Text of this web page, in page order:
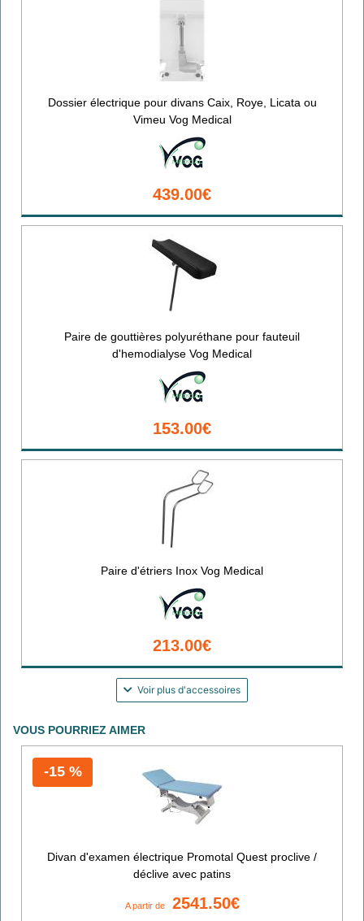
Dossier électrique pour divans Caix, Roye, Licata ou
Vimeu Vog Medical
439.00€
Paire de gouttières polyuréthane pour fauteuil
d'hemodialyse Vog Medical
153.00€
Paire d'étriers Inox Vog Medical
213.00€
Voir plus d'accessoires
VOUS POURRIEZ AIMER
-15 %
Divan d'examen électrique Promotal Quest proclive /
déclive avec patins
A partir de 2541.50€